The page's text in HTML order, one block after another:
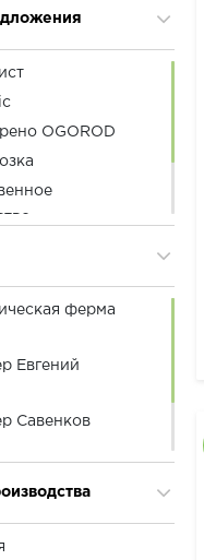
OGOROD
ферма
Евгений
Савенков